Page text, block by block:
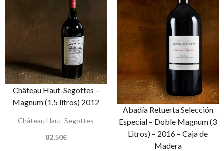
Château Haut-Segottes –
Magnum (1,5 litros) 2012
Château Haut-Segottes
82,50€
Abadía Retuerta Selección
Especial – Doble Magnum (3
Litros) – 2016 – Caja de
Madera